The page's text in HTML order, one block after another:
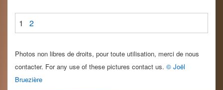
1 2
Photos non libres de droits, pour toute utilisation, merci de nous
contacter. For any use of these pictures contact us. © Joël
Bruezière